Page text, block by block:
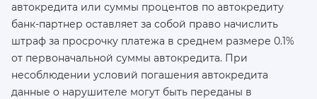
автокредита или суммы процентов по автокредиту
банк-партнер оставляет за собой право начислить
штраф за просрочку платежа в среднем размере 0.1%
от первоначальной суммы автокредита. При
несоблюдении условий погашения автокредита
данные о нарушителе могут быть переданы в